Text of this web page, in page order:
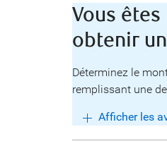
Vous
obtenir
Déterminez le
remplissant une
Afficher les